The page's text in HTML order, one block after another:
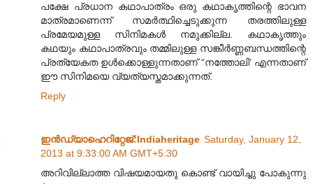
പക്ഷേ പ്രധാന കഥാപാത്രം ഒരു കഥാകൃത്തിന്റെ ഭാവന
മാത്രമാണെന്ന് സമർത്ഥിച്ചെടുക്കുന്ന തരത്തിലുള്ള
പ്രമേയമുള്ള സിനിമകൾ നമുക്കില്ല. കഥാകൃത്തും
കഥയും കഥാപാത്രവും തമ്മിലുള്ള സങ്കീർണ്ണബന്ധത്തിന്റെ
പ്രത്യേകത ഉൾക്കൊള്ളുന്നതാണ് “നത്തോലി’ എന്നതാണ്
ഈ സിനിമയെ വ്യത്യസ്തമാക്കുന്നത്.
Reply
ഇന്‍ഡ്യാഹെറിറ്റേജ്‌:Indiaheritage Saturday, January 12,
2013 at 9:33:00 AM GMT+5:30
അറിവില്ലാത്ത വിഷയമായതു കൊണ്ട് വായിച്ചു പോകുന്നു